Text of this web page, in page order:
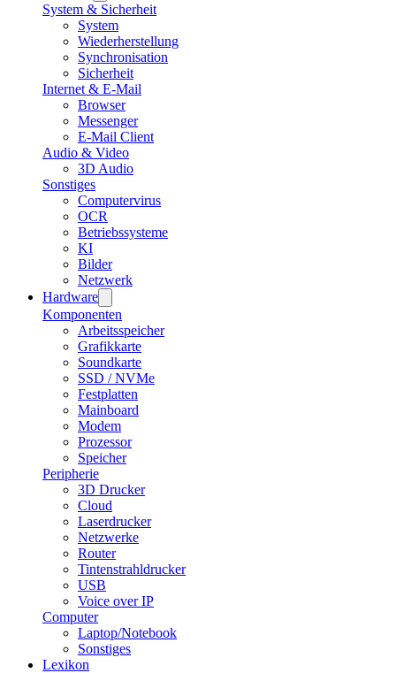
System & Sicherheit
System
Wiederherstellung
Synchronisation
Sicherheit
Internet & E-Mail
Browser
Messenger
E-Mail Client
Audio & Video
3D Audio
Sonstiges
Computervirus
OCR
Betriebssysteme
KI
Bilder
Netzwerk
Hardware
Komponenten
Arbeitsspeicher
Grafikkarte
Soundkarte
SSD / NVMe
Festplatten
Mainboard
Modem
Prozessor
Speicher
Peripherie
3D Drucker
Cloud
Laserdrucker
Netzwerke
Router
Tintenstrahldrucker
USB
Voice over IP
Computer
Laptop/Notebook
Sonstiges
Lexikon